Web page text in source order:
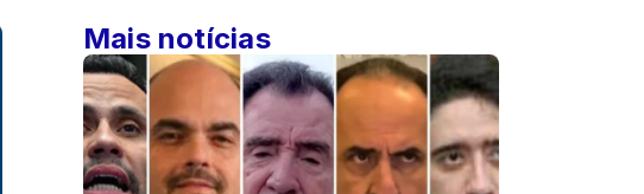
Mais notícias